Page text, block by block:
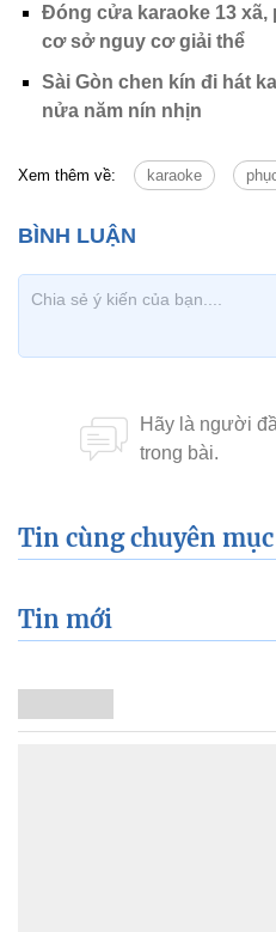
Đóng cửa karaoke 13
cơ sở nguy cơ giải thể
Sài Gòn chen kín đi hát
nửa năm nín nhịn
Xem thêm về: karaoke
Tin cùng chuyên mục
Tin mới